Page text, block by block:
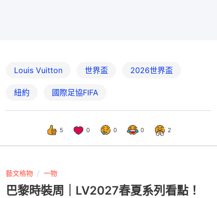
Louis Vuitton 世界盃 2026世界盃
紐約 國際足協FIFA
5 0 0 0 2
藝文格物 一物
巴黎時裝周｜LV2027春夏系列看點！